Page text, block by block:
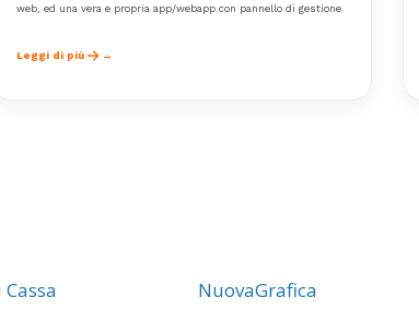
web, ed una vera e propria app/webapp con pannello di gestione.
Leggi di più
NuovaGrafica